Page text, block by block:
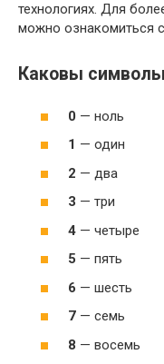
технологиях. Для
можно ознакомиться с
Каковы
0 — ноль
1 — один
2 — два
3 — три
4 — четыре
5 — пять
6 — шесть
7 — семь
8 — восемь